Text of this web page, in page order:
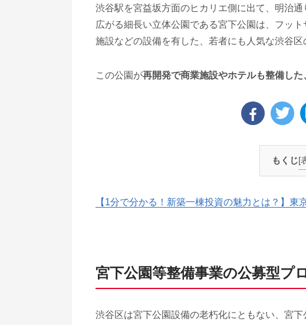
渋谷駅を宮益坂方面のヒカリエ側に出て、明治
広がる細長い立体公園である宮下公園は、フッ
施設などの設備を有した、若者にも人気な渋谷区
この公園が再開発で商業施設やホテルも整備した
もくじ[
【1分で分かる！新築一棟投資の魅力とは？】
宮下公園等整備事業の公募型プ
渋谷区は宮下公園設備の老朽化にともない、宮